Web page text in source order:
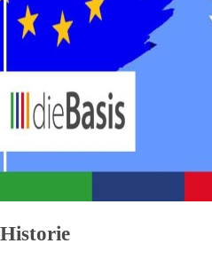
Historie